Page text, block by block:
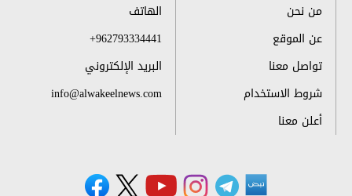
من نحن
عن الموقع
تواصل معنا
شروط الاستخدام
أعلن معنا
الهاتف
+962793334441
البريد الإلكتروني
info@alwakeelnews.com